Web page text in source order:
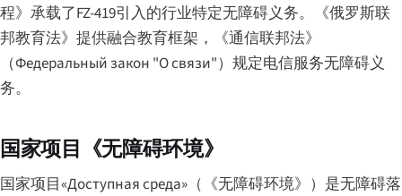
程》承载了FZ-419引入的行业特定无障碍义务。《俄罗斯联
邦教育法》提供融合教育框架，《通信联邦法》
（Федеральный закон "О связи"）规定电信服务无障碍义
务。
国家项目《无障碍环境》
国家项目«Доступная среда» （《无障碍环境》）是无障碍落